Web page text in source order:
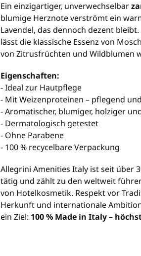
Ein einzigartiger, unverwechselbar
blumige Herznote verströmt ein
Lavendel, das dennoch dezent
lässt die klassische Essenz von
von Zitrusfrüchten und Wildblumen
Eigenschaften:
- Ideal zur Hautpflege
- Mit Weizenproteinen – pflegend
- Aromatischer, blumiger, holziger
- Dermatologisch getestet
- Ohne Parabene
- 100 % recycelbare Verpackung
Allegrini Amenities Italy ist seit über
tätig und zählt zu den weltweit
von Hotelkosmetik. Respekt vor
Herkunft und internationale
ein Ziel: 100 % Made in Italy –